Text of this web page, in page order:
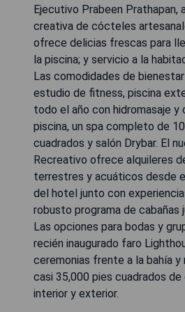
Ejecutivo Prabeen Prathapan,
creativa de cócteles
ofrece delicias frescas para
la piscina; y servicio a la
Las comodidades de
estudio de fitness, piscina
todo el año con hidromasaje y
piscina, un spa completo de
cuadrados y salón Drybar. El
Recreativo ofrece alquileres
terrestres y acuáticos desde
del hotel junto con
robusto programa de cabañas
Las opciones para bodas y
recién inaugurado faro
ceremonias frente a la bahía y
casi 35,000 pies cuadrados
interior y exterior.